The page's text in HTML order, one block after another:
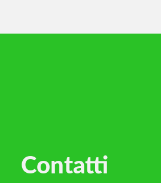
Contatti